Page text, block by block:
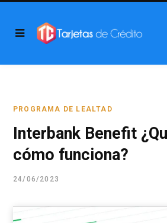
PROGRAMA DE LEALTAD
Interbank Benefit
cómo funciona?
24/06/2023